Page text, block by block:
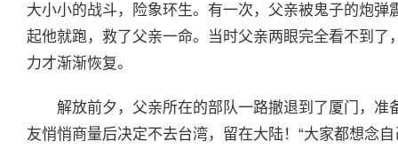
大小小的战斗，险象环生。有一次，父亲被鬼子的炮
起他就跑，救了父亲一命。当时父亲两眼完全看不到
力才渐渐恢复。
解放前夕，父亲所在的部队一路撤退到了厦门，
友悄悄商量后决定不去台湾，留在大陆！“大家都想念